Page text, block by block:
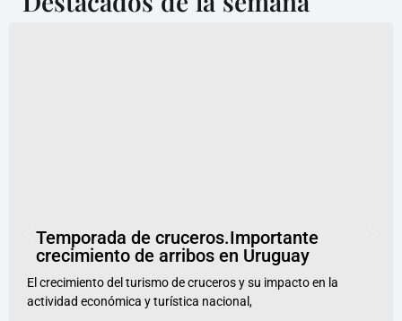
Temporada de cruceros.Importante
crecimiento de arribos en Uruguay
El crecimiento del turismo de cruceros y su impacto en la
actividad económica y turística nacional,